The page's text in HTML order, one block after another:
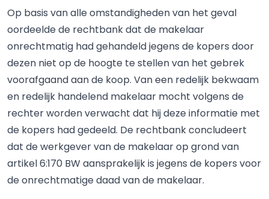
Op basis van alle omstandigheden van het geval
oordeelde de rechtbank dat de makelaar
onrechtmatig had gehandeld jegens de kopers door
dezen niet op de hoogte te stellen van het gebrek
voorafgaand aan de koop. Van een redelijk bekwaam
en redelijk handelend makelaar mocht volgens de
rechter worden verwacht dat hij deze informatie met
de kopers had gedeeld. De rechtbank concludeert
dat de werkgever van de makelaar op grond van
artikel 6:170 BW aansprakelijk is jegens de kopers voor
de onrechtmatige daad van de makelaar.